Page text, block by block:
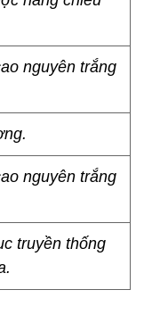
truyền thống